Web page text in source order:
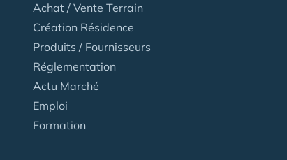
Achat / Vente Terrain
Création Résidence
Produits / Fournisseurs
Réglementation
Actu Marché
Emploi
Formation